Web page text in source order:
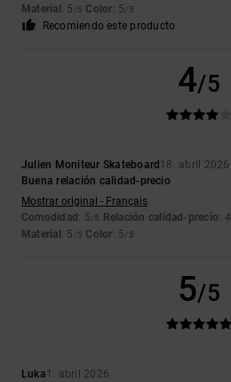
Material : 5 /5 Color: 5/5
Recomiendo este producto
4/5
Julien Moniteur Skateboard 18. abril 2026
Buena relación calidad-precio
Mostrar original - Français
Comodidad : 5/5 Relación calidad-precio: 4
Material : 5 /5 Color: 5/5
5/5
Luka1. abril 2026